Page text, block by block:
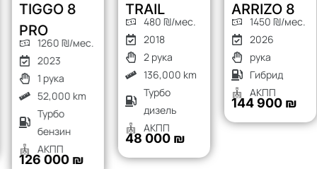
TIGGO 8
PRO
1260 ₪/мес.
2023
1 рука
52,000 km
Турбо
бензин
АКПП
126 000 ₪
TRAIL
480 ₪/мес.
2018
2 рука
136,000 km
Турбо
дизель
АКПП
48 000 ₪
ARRIZO 8
1450 ₪/мес.
2026
рука
Гибрид
АКПП
144 900 ₪